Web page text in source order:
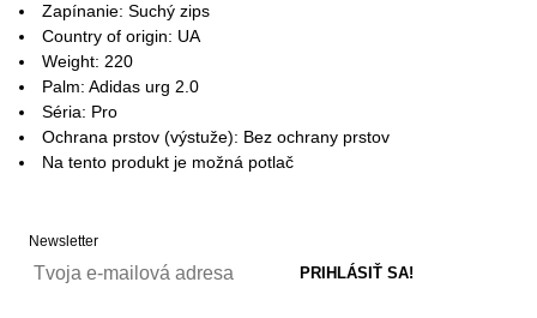
Zapínanie: Suchý zips
Country of origin: UA
Weight: 220
Palm: Adidas urg 2.0
Séria: Pro
Ochrana prstov (výstuže): Bez ochrany prstov
Na tento produkt je možná potlač
Newsletter